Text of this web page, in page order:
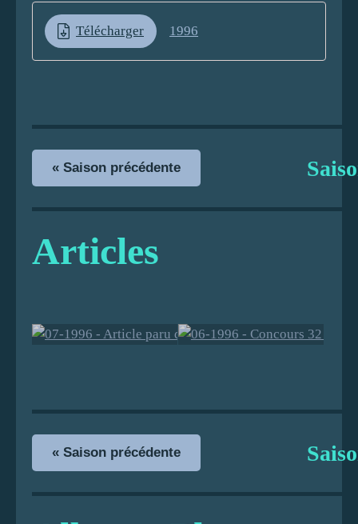
Télécharger 1996
« Saison précédente
Articles
dans le
Bulletin Mun
icipal de
quadrettes à
Gondeville -
L'équipe
« Saison précédente